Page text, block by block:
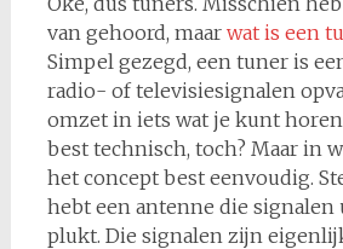
van gehoord, maar wat is een
Simpel gezegd, een tuner is
radio- of televisiesignalen
omzet in iets wat je kunt
best technisch, toch? Maar in
het concept best eenvoudig.
hebt een antenne die signalen
plukt. Die signalen zijn